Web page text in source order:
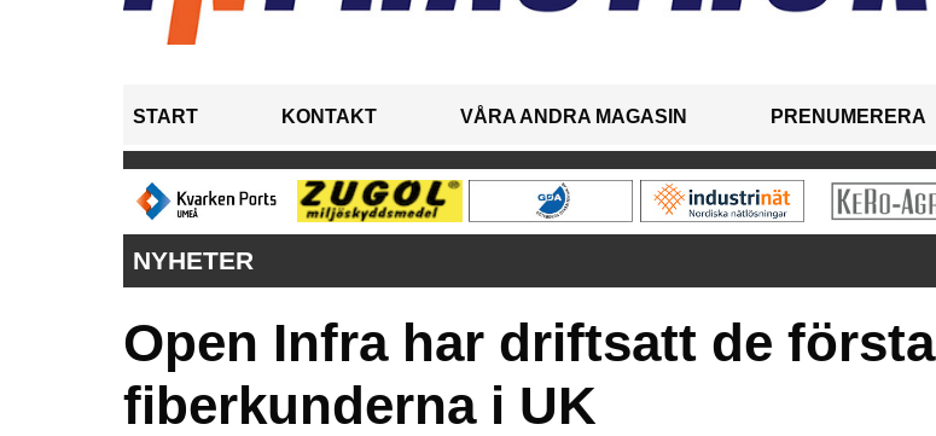
START KONTAKT VÅRA ANDRA MAGASIN PRENUMERERA
NYHETER
Open Infra har driftsatt de första
fiberkunderna i UK